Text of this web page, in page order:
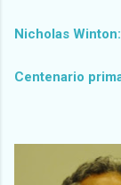
Nicholas
Centenario